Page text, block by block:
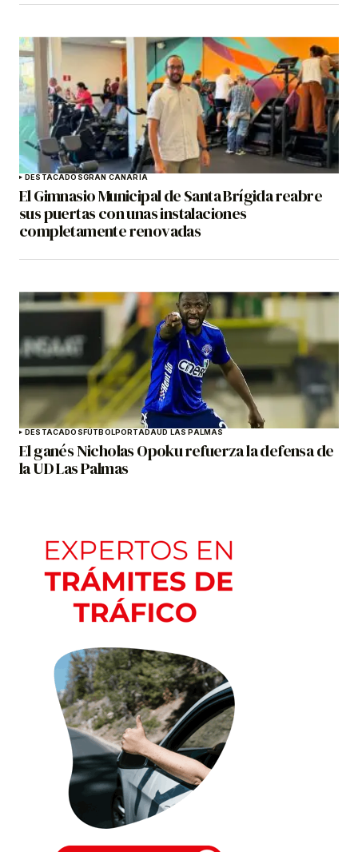
DESTACADOSGRAN CANARIA
El Gimnasio Municipal de Santa Brígida reabre
sus puertas con unas instalaciones
completamente renovadas
DESTACADOSFÚTBOLPORTADAUD LAS PALMAS
El ganés Nicholas Opoku refuerza la defensa de
la UD Las Palmas